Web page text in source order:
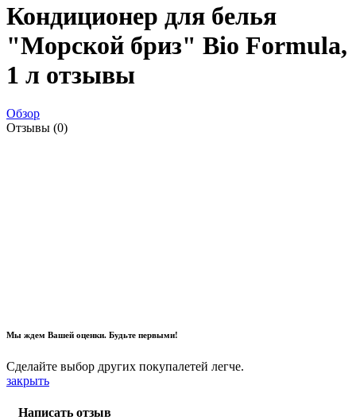
Кондиционер для белья
"Морской бриз" Bio Formula,
1 л отзывы
Обзор
Отзывы (0)
Мы ждем Вашей оценки. Будьте первыми!
Сделайте выбор других покупалетей легче.
закрыть
Написать отзыв